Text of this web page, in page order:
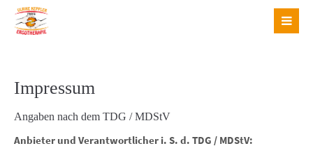
Login
Impressum
Angaben nach dem TDG / MDStV
Anbieter und Verantwortlicher i. S. d. TDG / MDStV: